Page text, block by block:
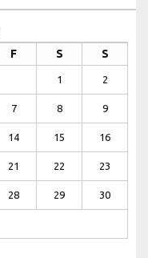
F S S
1 2
7 8 9
14 15 16
21 22 23
28 29 30